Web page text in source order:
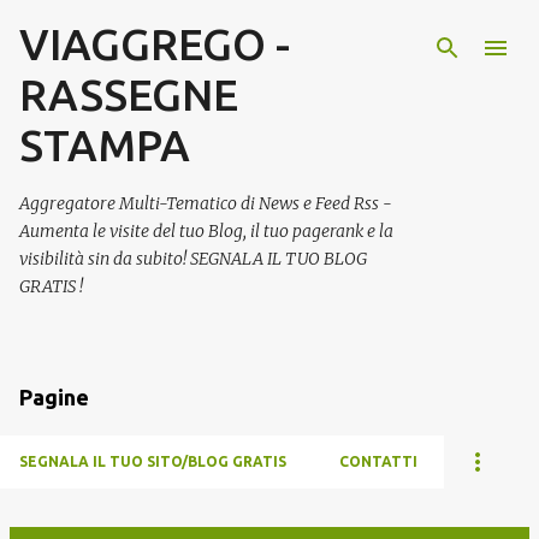
Passa ai contenuti principali
VIAGGREGO -
RASSEGNE
STAMPA
Aggregatore Multi-Tematico di News e Feed Rss -
Aumenta le visite del tuo Blog, il tuo pagerank e la
visibilità sin da subito! SEGNALA IL TUO BLOG
GRATIS !
Pagine
SEGNALA IL TUO SITO/BLOG GRATIS CONTATTI